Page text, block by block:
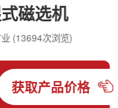
磁选机
(13694次浏览)
获取产品价格